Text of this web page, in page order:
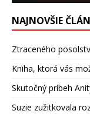
NAJNOVŠIE
Ztraceného
Kniha, ktorá vás
Skutočný príbeh
Suzie zužitkovala